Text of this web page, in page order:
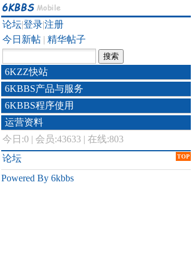
论坛|登录|注册
今日新帖 | 精华帖子
6KZZ快站
6KBBS产品与服务
6KBBS程序使用
运营资料
今日:0 | 会员:43633 | 在线:803
TOP
论坛
Powered By 6kbbs